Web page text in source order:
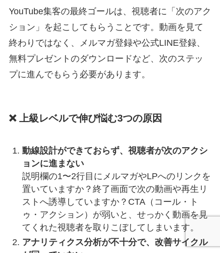
YouTube集客の最終ゴールは、視聴者に「次のアク
ション」を起こしてもらうことです。動画を見て
終わりではなく、メルマガ登録や公式LINE登録、
無料プレゼントのダウンロードなど、次のステッ
プに進んでもらう必要があります。
❌ 上級レベルで伸び悩む3つの原因
動線設計ができておらず、視聴者が次のアクシ
ョンに進まない
説明欄の1〜2行目にメルマガやLPへのリンクを
置いていますか？終了画面で次の動画や再生リ
ストへ誘導していますか？CTA（コール・ト
ゥ・アクション）が弱いと、せっかく動画を見
てくれた視聴者を取りこぼしてしまいます。
アナリティクス分析が不十分で、改善サイクル